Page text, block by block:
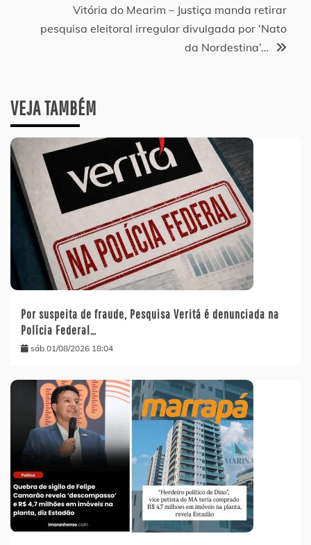
Vitória do Mearim – Justiça manda retirar
pesquisa eleitoral irregular divulgada por ‘Nato
da Nordestina’…
VEJA TAMBÉM
Por suspeita de fraude, Pesquisa Veritá é denunciada na
Polícia Federal…
sáb 01/08/2026 18:04